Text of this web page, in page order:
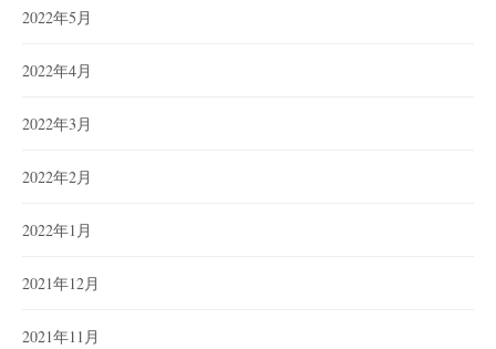
2022年5月
2022年4月
2022年3月
2022年2月
2022年1月
2021年12月
2021年11月